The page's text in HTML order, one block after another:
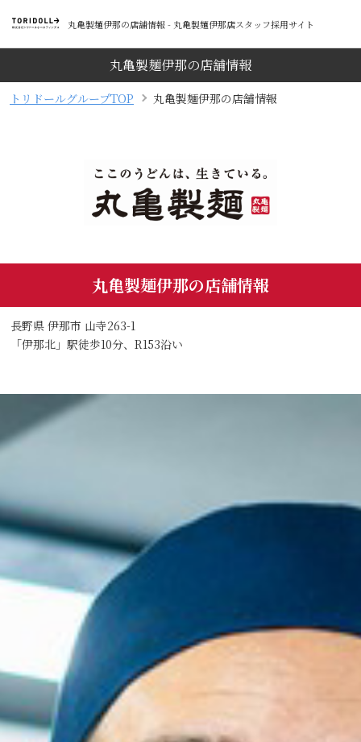
丸亀製麺伊那の店舗情報 - 丸亀製麺伊那店スタッフ採用サイト
丸亀製麺伊那の店舗情報
トリドールグループTOP 丸亀製麺伊那の店舗情報
丸亀製麺伊那の店舗情報
長野県 伊那市 山寺263-1
「伊那北」駅徒歩10分、R153沿い